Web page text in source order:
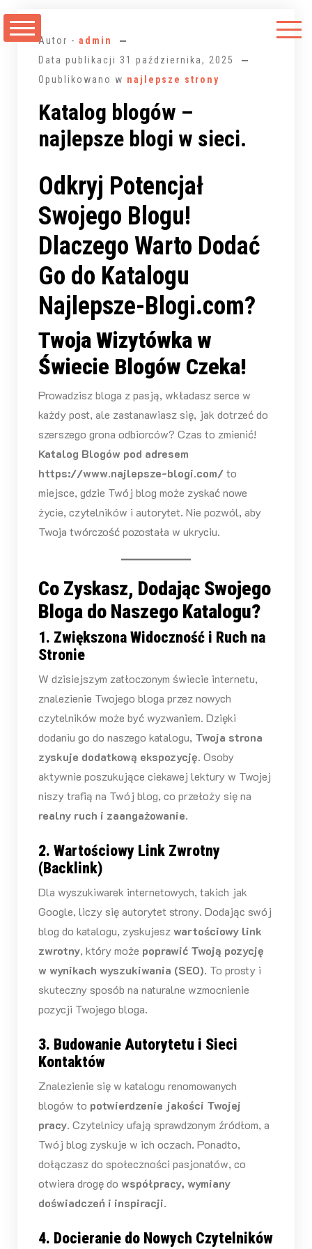
do
Autor - admin
Data publikacji 31 października, 2025
Opublikowano w najlepsze strony
Katalog blogów –
najlepsze blogi w sieci.
Odkryj Potencjał
Swojego Blogu!
Dlaczego Warto Dodać
Go do Katalogu
Najlepsze-Blogi.com?
Twoja Wizytówka w
Świecie Blogów Czeka!
Prowadzisz bloga z pasją, wkładasz serce w
każdy post, ale zastanawiasz się, jak dotrzeć do
szerszego grona odbiorców? Czas to zmienić!
Katalog Blogów pod adresem
https://www.najlepsze-blogi.com/to
miejsce, gdzie Twój blog może zyskać nowe
życie, czytelników i autorytet. Nie pozwól, aby
Twoja twórczość pozostała w ukryciu.
Co Zyskasz, Dodając Swojego
Bloga do Naszego Katalogu?
1. Zwiększona Widoczność i Ruch na
Stronie
W dzisiejszym zatłoczonym świecie internetu,
znalezienie Twojego bloga przez nowych
czytelników może być wyzwaniem. Dzięki
dodaniu go do naszego katalogu, Twoja strona
zyskuje dodatkową ekspozycję. Osoby
aktywnie poszukujące ciekawej lektury w Twojej
niszy trafią na Twój blog, co przełoży się na
realny ruch i zaangażowanie.
2. Wartościowy Link Zwrotny
(Backlink)
Dla wyszukiwarek internetowych, takich jak
Google, liczy się autorytet strony. Dodając swój
blog do katalogu, zyskujeszwartościowy link
zwrotny, który może poprawić Twoją pozycję
w wynikach wyszukiwania (SEO). To prosty i
skuteczny sposób na naturalne wzmocnienie
pozycji Twojego bloga.
3. Budowanie Autorytetu i Sieci
Kontaktów
Znalezienie się w katalogu renomowanych
blogów to potwierdzenie jakości Twojej
pracy. Czytelnicy ufają sprawdzonym źródłom, a
Twój blog zyskuje w ich oczach. Ponadto,
dołączasz do społeczności pasjonatów, co
otwiera drogę do współpracy, wymiany
doświadczeń i inspiracji.
4. Docieranie do Nowych Czytelników